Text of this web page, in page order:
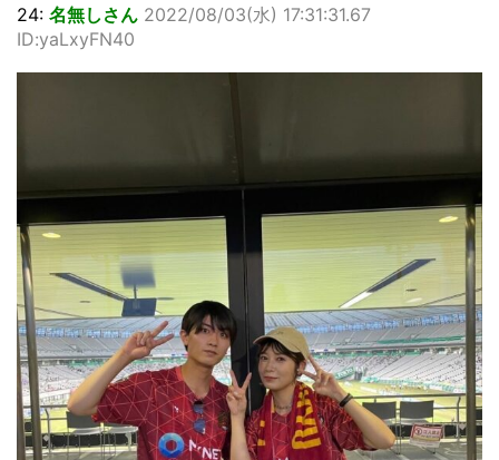
24: 名無しさん 2022/08/03(水) 17:31:31.67
ID:yaLxyFN40